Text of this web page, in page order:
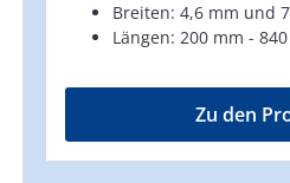
Breiten: 4,6 mm und
Längen: 200 mm -
Zu den